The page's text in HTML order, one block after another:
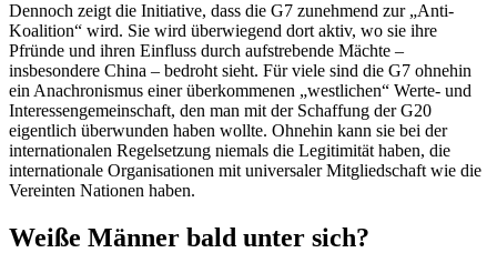
Dennoch zeigt die Initiative, dass die G7 zunehmend zur „Anti-
Koalition“ wird. Sie wird überwiegend dort aktiv, wo sie ihre
Pfründe und ihren Einfluss durch aufstrebende Mächte –
insbesondere China – bedroht sieht. Für viele sind die G7 ohnehin
ein Anachronismus einer überkommenen „westlichen“ Werte- und
Interessengemeinschaft, den man mit der Schaffung der G20
eigentlich überwunden haben wollte. Ohnehin kann sie bei der
internationalen Regelsetzung niemals die Legitimität haben, die
internationale Organisationen mit universaler Mitgliedschaft wie die
Vereinten Nationen haben.
Weiße Männer bald unter sich?